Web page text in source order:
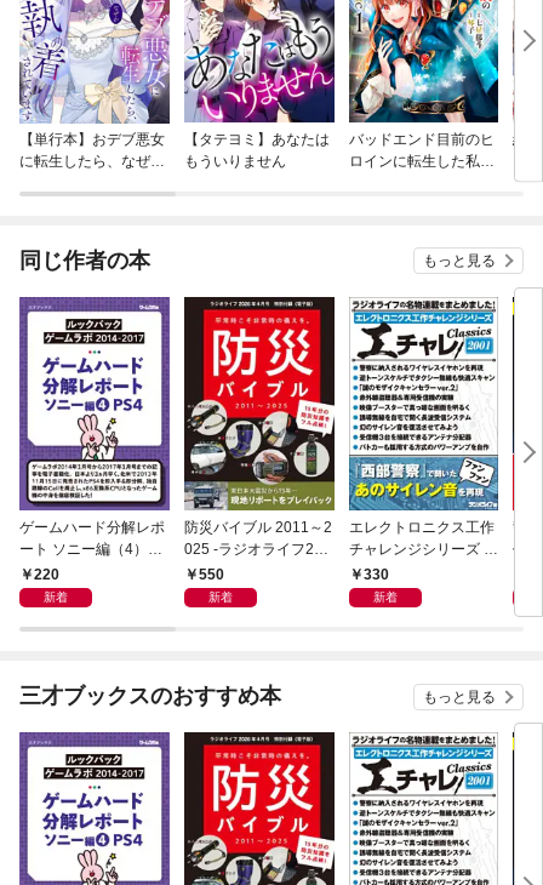
【単行本】おデブ悪女
に転生したら、なぜか
【タテヨミ】あなたは
もういりません
バッドエンド目前のヒ
ロインに転生した私、
結
同じ作者の本 もっと見る
ゲームハード分解レポ
ート ソニー編（4）PS
4 －ゲームラボアーカ
イブス－
220
新着
防災バイブル 2011～2
025 -ラジオライフ202
6年４月号特別付録
《電子版》-
550
新着
エレクトロニクス工作
チャレンジシリーズ C
LASSICS 2001
330
新着
警
作
ス］
三才ブックスのおすすめ本 もっと見る